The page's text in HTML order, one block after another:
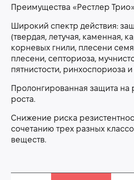
Преимущества «Рестлер
Широкий спектр действия:
(твердая, летучая, каменная,
корневых гнили, плесени
плесени, септориоза,
пятнистости, ринхоспориоза и
Пролонгированная защита на
роста.
Снижение риска
сочетанию трех разных
веществ.